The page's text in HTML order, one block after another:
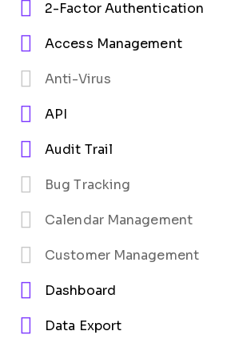
2-Factor Authentication
Access Management
Anti-Virus
API
Audit Trail
Bug Tracking
Calendar Management
Customer Management
Dashboard
Data Export